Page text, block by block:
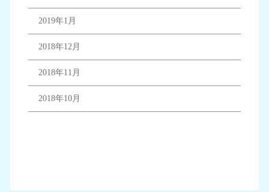
2019年1月
2018年12月
2018年11月
2018年10月